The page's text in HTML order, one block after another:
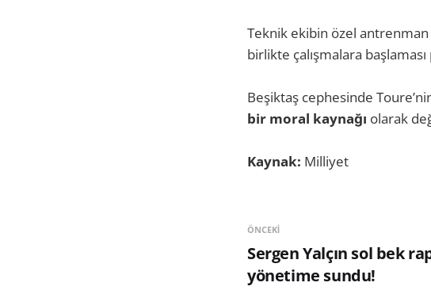
Teknik ekibin özel antrenman
birlikte çalışmalara başlaması
Beşiktaş cephesinde
bir moral kaynağı olarak
Kaynak: Milliyet
ÖNCEKI
Sergen Yalçın sol bek
yönetime sundu!